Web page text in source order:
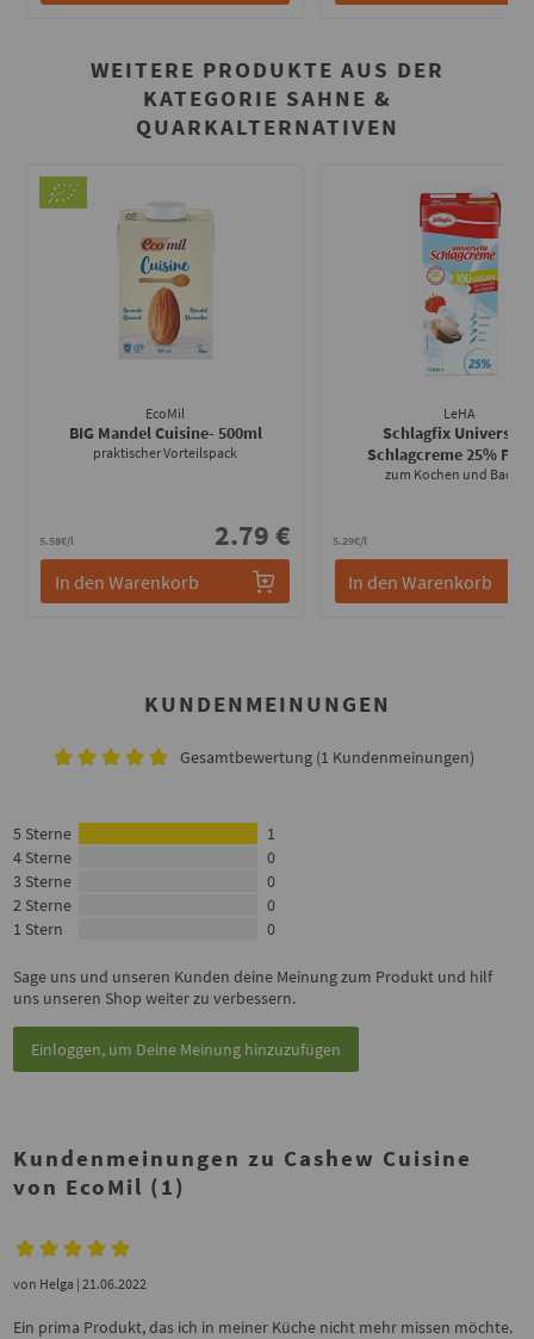
WEITERE PRODUKTE AUS DER
KATEGORIE SAHNE &
QUARKALTERNATIVEN
EcoMil
BIG Mandel Cuisine- 500ml
praktischer Vorteilspack
5.58€/l 2.79 €
In den Warenkorb
LeHA
Schlagfix
Schlagcreme 25% Fett
zum Kochen und Backen
5.29€/l
In den Warenkorb
KUNDENMEINUNGEN
Gesamtbewertung (1 Kundenmeinungen)
5 Sterne
1
4 Sterne
0
3 Sterne
0
2 Sterne
0
1 Stern
0
Sage uns und unseren Kunden deine Meinung zum Produkt und hilf
uns unseren Shop weiter zu verbessern.
Einloggen, um Deine Meinung hinzuzufügen
Kundenmeinungen zu Cashew Cuisine
von EcoMil (1)
von Helga | 21.06.2022
Ein prima Produkt, das ich in meiner Küche nicht mehr missen möchte.